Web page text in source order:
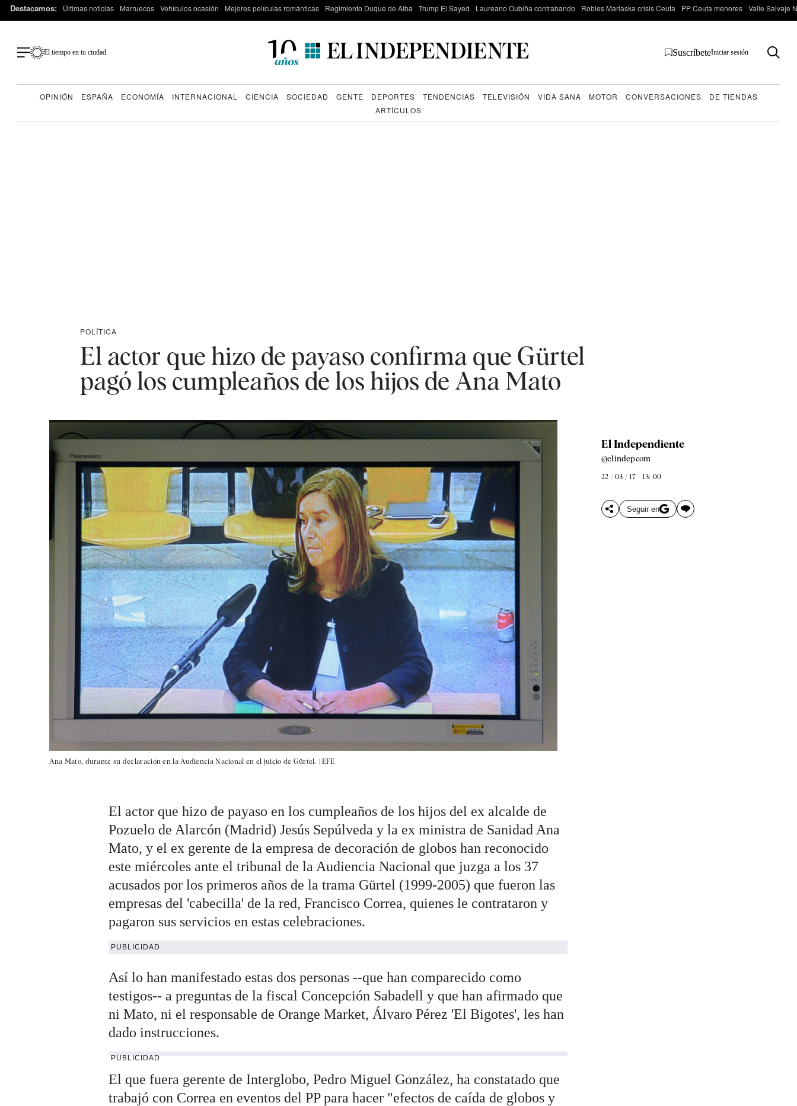
Destacamos: Últimas noticias Marruecos Vehículos ocasión Mejores películas románticas Regimiento Duque de Alba Trump El Sayed Laureano Oubiña contrabando Robles Marlaska crisis Ceuta PP Ceuta menores Valle Salvaje
El tiempo en tu ciudad SuscríbeteIniciar sesión
OPINIÓN ESPAÑA ECONOMÍA INTERNACIONAL CIENCIA SOCIEDAD GENTE DEPORTES TENDENCIAS TELEVISIÓN VIDA SANA MOTOR CONVERSACIONES
DE TIENDAS
ARTÍCULOS
POLÍTICA
El actor que hizo de payaso confirma que Gürtel
pagó los cumpleaños de los hijos de Ana Mato
Ana Mato, durante su declaración en la Audiencia Nacional en el juicio de Gürtel. | EFE
El Independiente
@elindepcom
22 / 03 / 17 - 13: 00
Seguir en
El actor que hizo de payaso en los cumpleaños de los hijos del ex alcalde de
Pozuelo de Alarcón (Madrid) Jesús Sepúlveda y la ex ministra de Sanidad Ana
Mato, y el ex gerente de la empresa de decoración de globos han reconocido
este miércoles ante el tribunal de la Audiencia Nacional que juzga a los 37
acusados por los primeros años de la trama Gürtel (1999-2005) que fueron las
empresas del 'cabecilla' de la red, Francisco Correa, quienes le contrataron y
pagaron sus servicios en estas celebraciones.
PUBLICIDAD
Así lo han manifestado estas dos personas --que han comparecido como
testigos-- a preguntas de la fiscal Concepción Sabadell y que han afirmado que
ni Mato, ni el responsable de Orange Market, Álvaro Pérez 'El Bigotes', les han
dado instrucciones.
PUBLICIDAD
El que fuera gerente de Interglobo, Pedro Miguel González, ha constatado que
trabajó con Correa en eventos del PP para hacer "efectos de caída de globos y